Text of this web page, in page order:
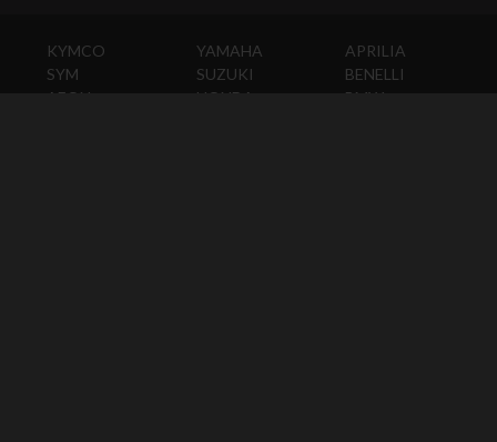
KYMCO
SYM
AEON
YAMAHA
SUZUKI
HONDA
APRILIA
BENELLI
BMW